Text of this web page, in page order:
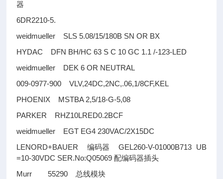
器
6DR2210-5.
weidmueller SLS 5.08/15/180B SN OR BX
HYDAC DFN BH/HC 63 S C 10 GC 1.1 /-123-LED
weidmueller DEK 6 OR NEUTRAL
009-0977-900 VLV,24DC,2NC,.06,1/8CF,KEL
PHOENIX MSTBA 2,5/18-G-5,08
PARKER RHZ10LRED0.2BCF
weidmueller EGT EG4 230VAC/2X15DC
LENORD+BAUER 编码器
GEL260-V-01000B713 UB
=10-30VDC SER.No:Q05069配编码器插头
Murr 55290 总线模块